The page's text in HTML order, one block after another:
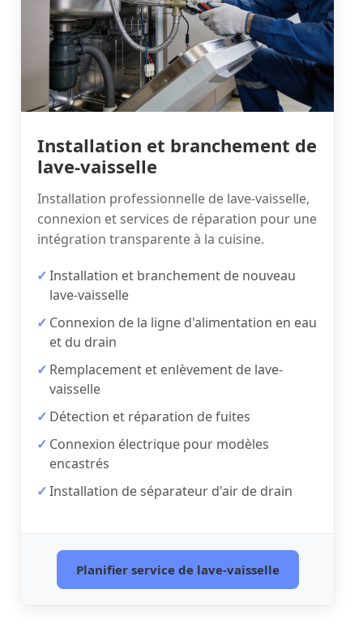
Installation et branchement de
lave-vaisselle
Installation professionnelle de lave-vaisselle,
connexion et services de réparation pour une
intégration transparente à la cuisine.
Installation et branchement de nouveau
lave-vaisselle
Connexion de la ligne d'alimentation en eau
et du drain
Remplacement et enlèvement de lave-
vaisselle
Détection et réparation de fuites
Connexion électrique pour modèles
encastrés
Installation de séparateur d'air de drain
Planifier service de lave-vaisselle